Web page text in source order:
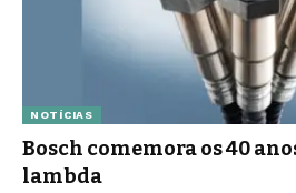
NOTÍCIAS
Bosch comemora os 40
lambda